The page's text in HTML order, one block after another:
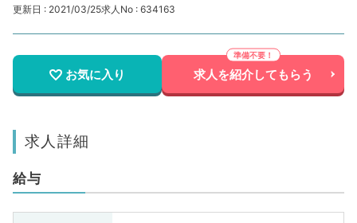
更新日 : 2021/03/25求人No : 634163
お気に入り 求人を紹介してもらう
求人詳細
給与